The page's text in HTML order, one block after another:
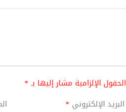
الحقول الإلزامية مشار إليها بـ*
البريد الإلكتروني *